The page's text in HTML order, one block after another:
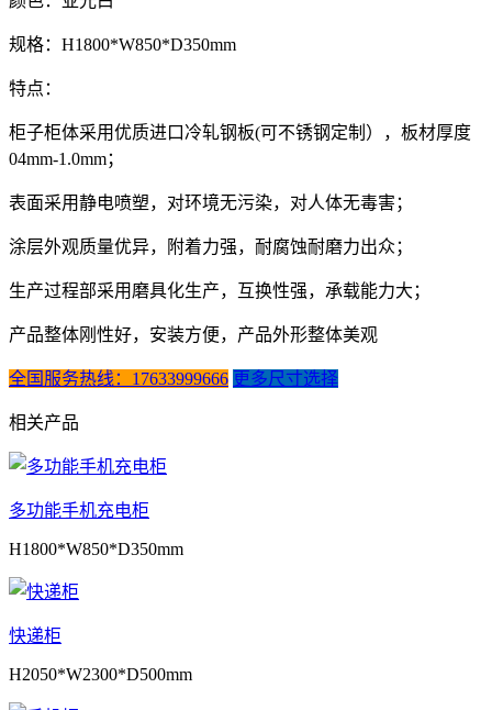
规格：H1800*W850*D350mm
特点：
柜子柜体采用优质进口冷轧钢板(可不锈钢定制），板材厚度
04mm-1.0mm；
表面采用静电喷塑，对环境无污染，对人体无毒害；
涂层外观质量优异，附着力强，耐腐蚀耐磨力出众；
生产过程部采用磨具化生产，互换性强，承载能力大；
产品整体刚性好，安装方便，产品外形整体美观
全国服务热线：17633999666 更多尺寸选择
相关产品
多功能手机充电柜
H1800*W850*D350mm
快递柜
H2050*W2300*D500mm